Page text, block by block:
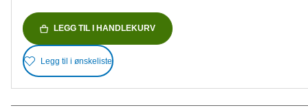
LEGG TIL I HANDLEKURV
Legg til i ønskeliste